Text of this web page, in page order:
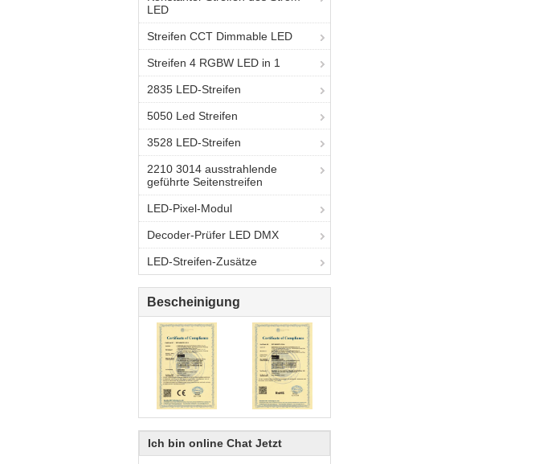
LED
Streifen CCT Dimmable LED
Streifen 4 RGBW LED in 1
2835 LED-Streifen
5050 Led Streifen
3528 LED-Streifen
2210 3014 ausstrahlende
geführte Seitenstreifen
LED-Pixel-Modul
Decoder-Prüfer LED DMX
LED-Streifen-Zusätze
Bescheinigung
Ich bin online Chat Jetzt